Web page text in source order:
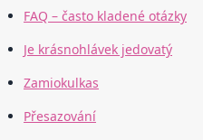
FAQ – často kladené otázky
Je krásnohlávek jedovatý
Zamiokulkas
Přesazování